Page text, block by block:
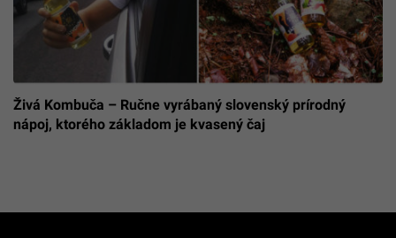
Živá Kombuča – Ručne vyrábaný slovenský prírodný
nápoj, ktorého základom je kvasený čaj